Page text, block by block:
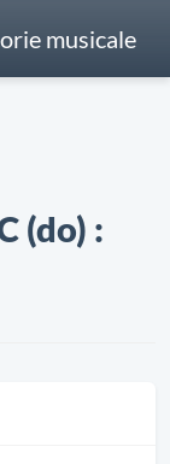
musicale
(do) :